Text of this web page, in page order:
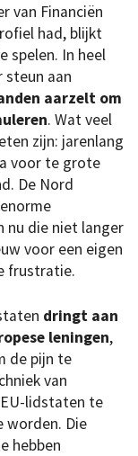
van Financiën
had, blijkt
spelen. In heel
aan
aarzelt om
. Wat veel
zijn: jarenlang
voor te grote
De Nord
nu die niet langer
voor een eigen
frustratie.
dringt aan
leningen,
de pijn te
van
lidstaten te
worden. Die
hebben